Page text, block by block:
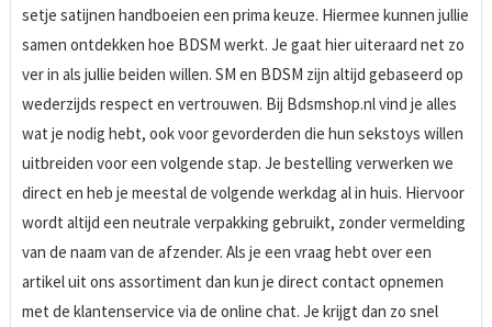
setje satijnen handboeien een prima keuze. Hiermee kunnen jullie
samen ontdekken hoe BDSM werkt. Je gaat hier uiteraard net zo
ver in als jullie beiden willen. SM en BDSM zijn altijd gebaseerd op
wederzijds respect en vertrouwen. Bij Bdsmshop.nl vind je alles
wat je nodig hebt, ook voor gevorderden die hun sekstoys willen
uitbreiden voor een volgende stap. Je bestelling verwerken we
direct en heb je meestal de volgende werkdag al in huis. Hiervoor
wordt altijd een neutrale verpakking gebruikt, zonder vermelding
van de naam van de afzender. Als je een vraag hebt over een
artikel uit ons assortiment dan kun je direct contact opnemen
met de klantenservice via de online chat. Je krijgt dan zo snel